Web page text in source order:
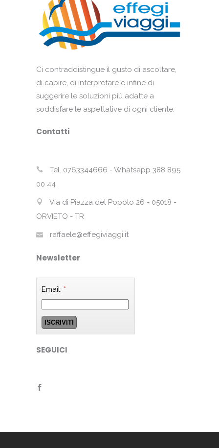
Ci contraddistingue il gusto di ascoltare,
di capire, di interpretare e infine di
suggerire le soluzioni più adatte a
soddisfare le aspettative di ogni cliente.
Contatti
Tel. 0763344666 - Whatsapp 388 895
00 44
Via di Piazza del Popolo 26 - 05018 -
ORVIETO - TR
raffaele@effegiviaggi.it
Newsletter
Email: *
SEGUICI